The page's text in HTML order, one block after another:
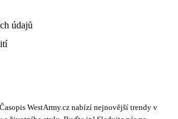
údajů
WestArmy.cz nabízí nejnovější trendy v